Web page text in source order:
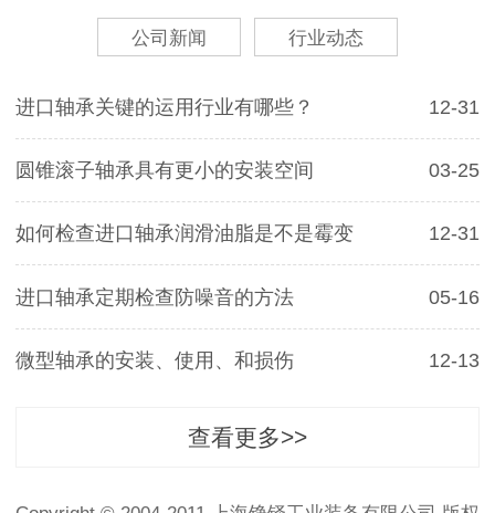
公司新闻 行业动态
进口轴承关键的运用行业有哪些？ 12-31
圆锥滚子轴承具有更小的安装空间 03-25
如何检查进口轴承润滑油脂是不是霉变 12-31
进口轴承定期检查防噪音的方法 05-16
微型轴承的安装、使用、和损伤 12-13
查看更多>>